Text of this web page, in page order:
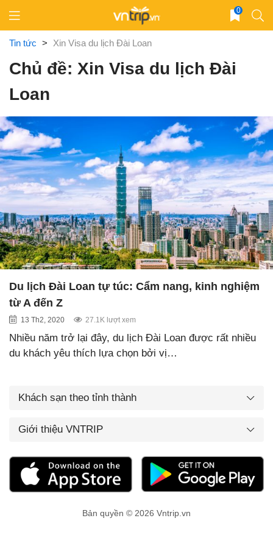
content
0
Tin tức > Xin Visa du lịch Đài Loan
Chủ đề: Xin Visa du lịch Đài
Loan
Du lịch Đài Loan tự túc: Cẩm nang, kinh nghiệm
từ A đến Z
13 Th2, 2020 27.1K lượt xem
Nhiều năm trở lại đây, du lịch Đài Loan được rất nhiều
du khách yêu thích lựa chọn bởi vị…
Khách sạn theo tỉnh thành
Giới thiệu VNTRIP
Bản quyền © 2026 Vntrip.vn